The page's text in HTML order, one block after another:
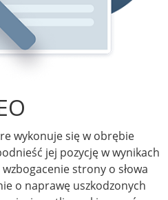
wykonuje się w obrębie
jej pozycję w wynikach
strony o słowa
o naprawę uszkodzonych